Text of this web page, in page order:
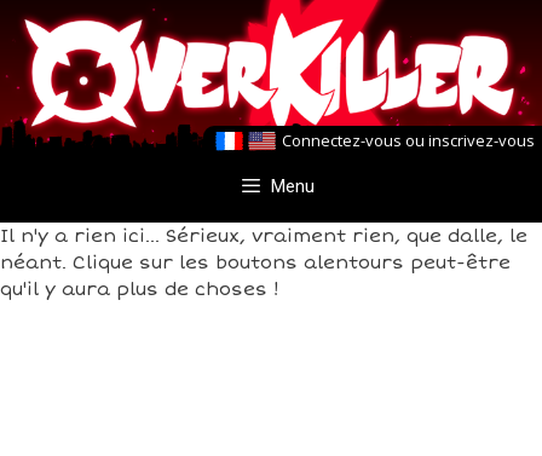
Aller
au
contenu
Aller
au
contenu
Connectez-vous ou inscrivez-vous
Menu
Il n'y a rien ici... Sérieux, vraiment rien, que dalle, le
néant. Clique sur les boutons alentours peut-être
qu'il y aura plus de choses !